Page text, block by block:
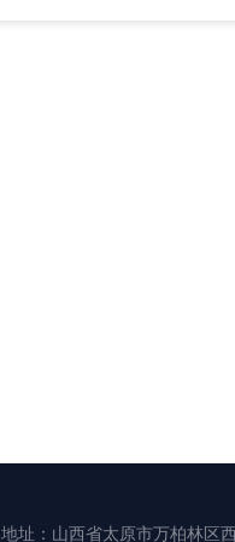
地址：山西省太原市万柏林区